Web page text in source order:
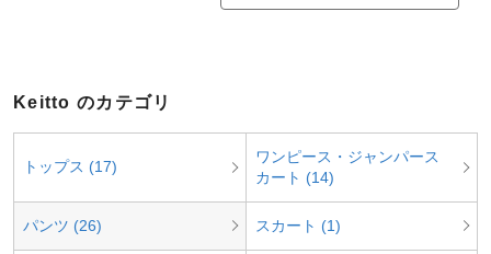
Keitto のカテゴリ
トップス (17)
ワンピース・ジャンパース
カート (14)
パンツ (26) スカート (1)